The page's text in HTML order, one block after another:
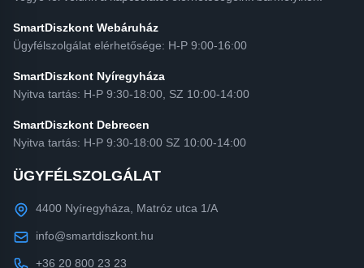
SmartDiszkont Webáruház
Ügyfélszolgálat elérhetősége: H-P 9:00-16:00
SmartDiszkont Nyíregyháza
Nyitva tartás: H-P 9:30-18:00, SZ 10:00-14:00
SmartDiszkont Debrecen
Nyitva tartás: H-P 9:30-18:00 SZ 10:00-14:00
ÜGYFÉLSZOLGÁLAT
4400 Nyíregyháza, Matróz utca 1/A
info@smartdiszkont.hu
+36 20 800 23 23